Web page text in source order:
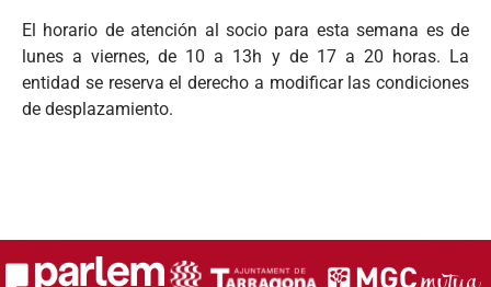
El horario de atención al socio para esta semana es de
lunes a viernes, de 10 a 13h y de 17 a 20 horas. La
entidad se reserva el derecho a modificar las condiciones
de desplazamiento.